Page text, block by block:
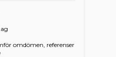
omdömen, referenser